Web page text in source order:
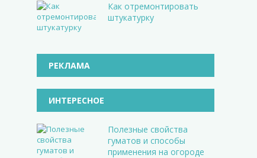
Как отремонтировать
штукатурку
РЕКЛАМА
ИНТЕРЕСНОЕ
Полезные свойства
гуматов и способы
применения на огороде